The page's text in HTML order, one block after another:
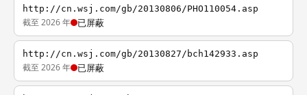
http://cn.wsj.com/gb/20130806/PHO110054.asp
截至 2026 年 已屏蔽
http://cn.wsj.com/gb/20130827/bch142933.asp
截至 2026 年 已屏蔽